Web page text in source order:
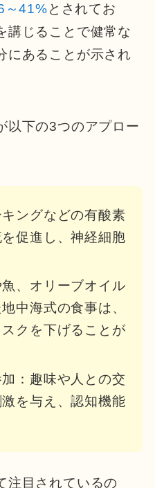
～41%とされてお
講じることで健常な
にあることが示され
以下の3つのアプロー
ングなどの有酸素
促進し、神経細胞
、オリーブオイル
中海式の食事は、
クを下げることが
：趣味や人との交
を与え、認知機能
注目されているの